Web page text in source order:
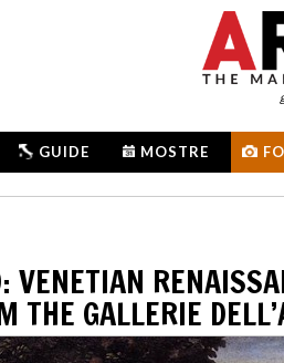
GUIDE MOSTRE
VENETIAN
THE GALLERIE